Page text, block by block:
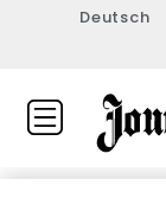
Deutsch